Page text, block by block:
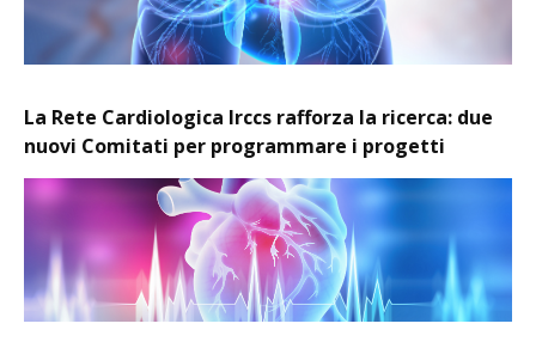
La Rete Cardiologica Irccs rafforza la ricerca: due
nuovi Comitati per programmare i progetti